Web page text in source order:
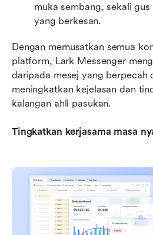
muka sembang, sekali
yang berkesan.
Dengan memusatkan semua
platform, Lark Messenger
daripada mesej yang berpecah
meningkatkan kejelasan dan
kalangan ahli pasukan.
Tingkatkan kerjasama masa